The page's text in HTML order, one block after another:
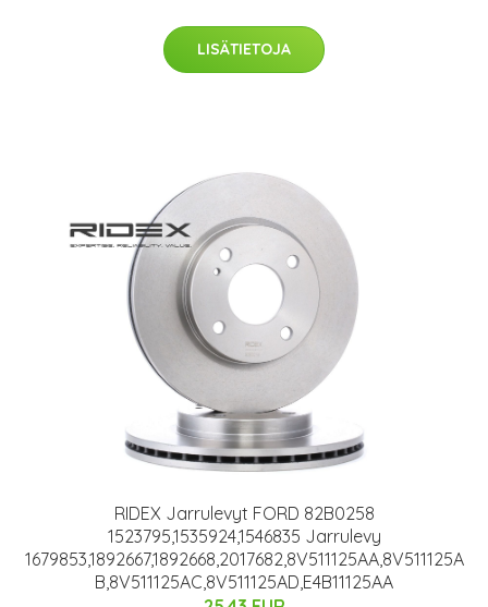
LISÄTIETOJA
RIDEX Jarrulevyt FORD 82B0258
1523795,1535924,1546835 Jarrulevy
1679853,1892667,1892668,2017682,8V511125AA,8V511125A
B,8V511125AC,8V511125AD,E4B11125AA